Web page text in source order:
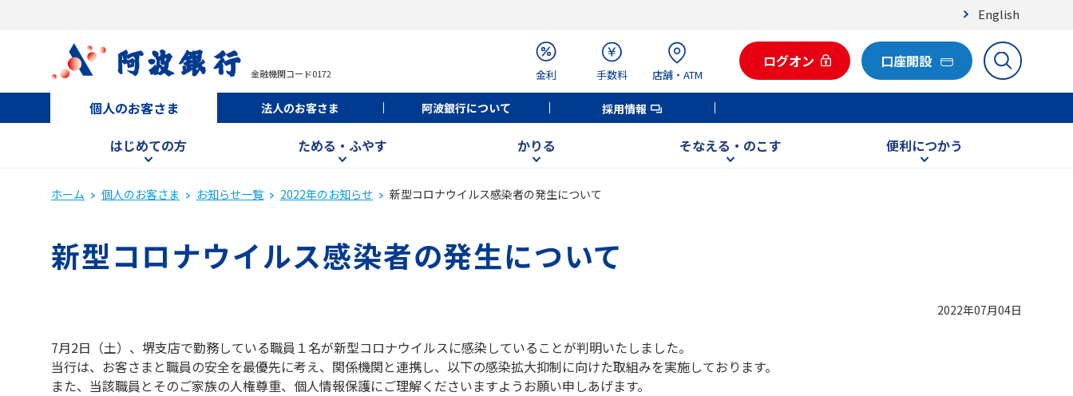
English
金融機関コード0172 金利 手数料 店舗・ATM
ログオン 口座開設
個人のお客さま 法人のお客さま 阿波銀行について 採用情報
はじめての方 ためる・ふやす かりる そなえる・のこす 便利につかう
ホーム 個人のお客さま お知らせ一覧 2022年のお知らせ 新型コロナウイルス感染者の発生について
新型コロナウイルス感染者の発生について
2022年07月04日
7月2日（土）、堺支店で勤務している職員１名が新型コロナウイルスに感染していることが判明いたしました。
当行は、お客さまと職員の安全を最優先に考え、関係機関と連携し、以下の感染拡大抑制に向けた取組みを実施しております。
また、当該職員とそのご家族の人権尊重、個人情報保護にご理解くださいますようお願い申しあげます。